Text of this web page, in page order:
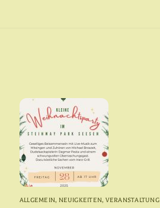
ALLGEMEIN, NEUIGKEITEN, VERANSTALTUNG